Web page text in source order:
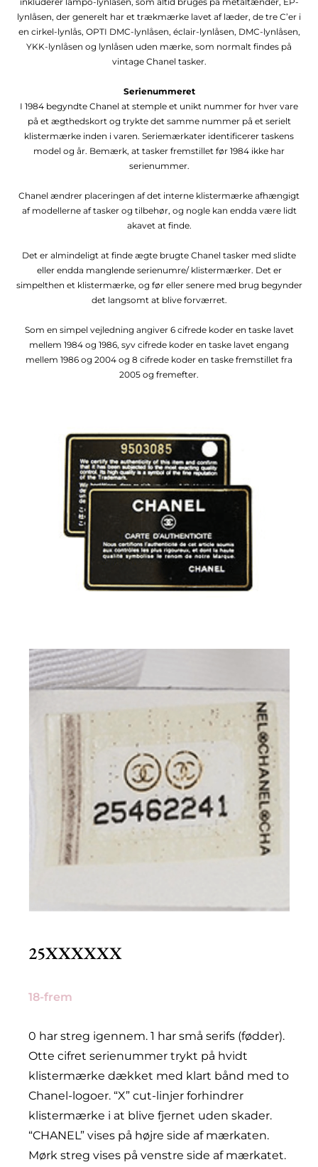
lynlåsen, der generelt har et trækmærke lavet af læder, de tre C’er i
en cirkel-lynlås, OPTI DMC-lynlåsen, éclair-lynlåsen, DMC-lynlåsen,
YKK-lynlåsen og lynlåsen uden mærke, som normalt findes på
vintage Chanel tasker.
Serienummeret
I 1984 begyndte Chanel at stemple et unikt nummer for hver vare
på et ægthedskort og trykte det samme nummer på et serielt
klistermærke inden i varen. Seriemærkater identificerer taskens
model og år. Bemærk, at tasker fremstillet før 1984 ikke har
serienummer.
Chanel ændrer placeringen af ​​det interne klistermærke afhængigt
af modellerne af tasker og tilbehør, og nogle kan endda være lidt
akavet at finde.
Det er almindeligt at finde ægte brugte Chanel tasker med slidte
eller endda manglende serienumre/ klistermærker. Det er
simpelthen et klistermærke, og før eller senere med brug begynder
det langsomt at blive forværret.
Som en simpel vejledning angiver 6 cifrede koder en taske lavet
mellem 1984 og 1986, syv cifrede koder en taske lavet engang
mellem 1986 og 2004 og 8 cifrede koder en taske fremstillet fra
2005 og fremefter.
25XXXXXX
18-frem
0 har streg igennem. 1 har små serifs (fødder).
Otte cifret serienummer trykt på hvidt
klistermærke dækket med klart bånd med to
Chanel-logoer. “X” cut-linjer forhindrer
klistermærke i at blive fjernet uden skader.
“CHANEL” vises på højre side af mærkaten.
Mørk streg vises på venstre side af mærkatet.